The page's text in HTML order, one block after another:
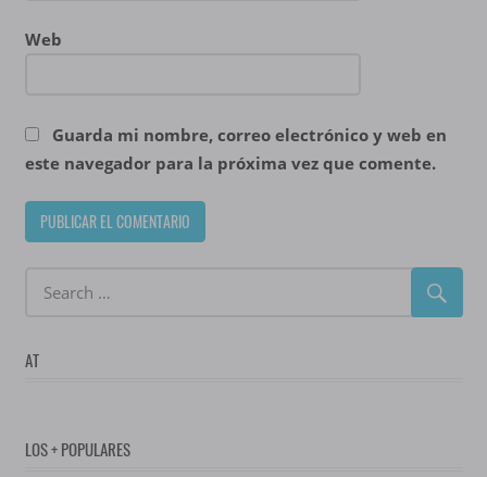
Web
Guarda mi nombre, correo electrónico y web en
este navegador para la próxima vez que comente.
AT
LOS + POPULARES